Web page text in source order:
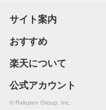
サイト案内
おすすめ
楽天について
公式アカウント
© Rakuten Group, Inc.